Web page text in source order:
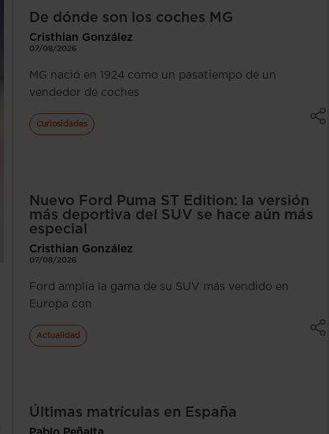
De dónde son los coches MG
Cristhian González
07/08/2026
MG nació en 1924 como un pasatiempo de un
vendedor de coches
Curiosidades
Nuevo Ford Puma ST Edition: la versión
más deportiva del SUV se hace aún más
especial
Cristhian González
07/08/2026
Ford amplía la gama de su SUV más vendido en
Europa con
Actualidad
Últimas matrículas en España